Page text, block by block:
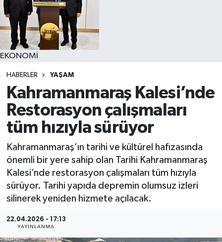
EKONOMİ
HABERLER YAŞAM
Kahramanmaraş Kalesi’nde
Restorasyon çalışmaları
tüm hızıyla sürüyor
Kahramanmaraş’ın tarihi ve kültürel hafızasında
önemli bir yere sahip olan Tarihi Kahramanmaraş
Kalesi’nde restorasyon çalışmaları tüm hızıyla
sürüyor. Tarihi yapıda depremin olumsuz izleri
silinerek yeniden hizmete açılacak.
22.04.2026 - 17:13
YAYINLANMA
YAŞAM